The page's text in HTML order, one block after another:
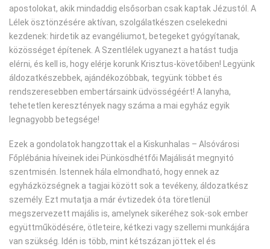
apostolokat, akik mindaddig elsősorban csak kaptak Jézustól. A
Lélek ösztönzésére aktívan, szolgálatkészen cselekedni
kezdenek: hirdetik az evangéliumot, betegeket gyógyítanak,
közösséget építenek. A Szentlélek ugyanezt a hatást tudja
elérni, és kell is, hogy elérje korunk Krisztus-követőiben! Legyünk
áldozatkészebbek, ajándékozóbbak, tegyünk többet és
rendszeresebben embertársaink üdvösségéért! A lanyha,
tehetetlen keresztények nagy száma a mai egyház egyik
legnagyobb betegsége!
Ezek a gondolatok hangzottak el a Kiskunhalas – Alsóvárosi
Főplébánia híveinek idei Pünkösdhétfői Majálisát megnyitó
szentmisén. Istennek hála elmondható, hogy ennek az
egyházközségnek a tagjai között sok a tevékeny, áldozatkész
személy. Ezt mutatja a már évtizedek óta töretlenül
megszervezett majális is, amelynek sikeréhez sok-sok ember
együttműködésére, ötleteire, kétkezi vagy szellemi munkájára
van szükség. Idén is több, mint kétszázan jöttek el és